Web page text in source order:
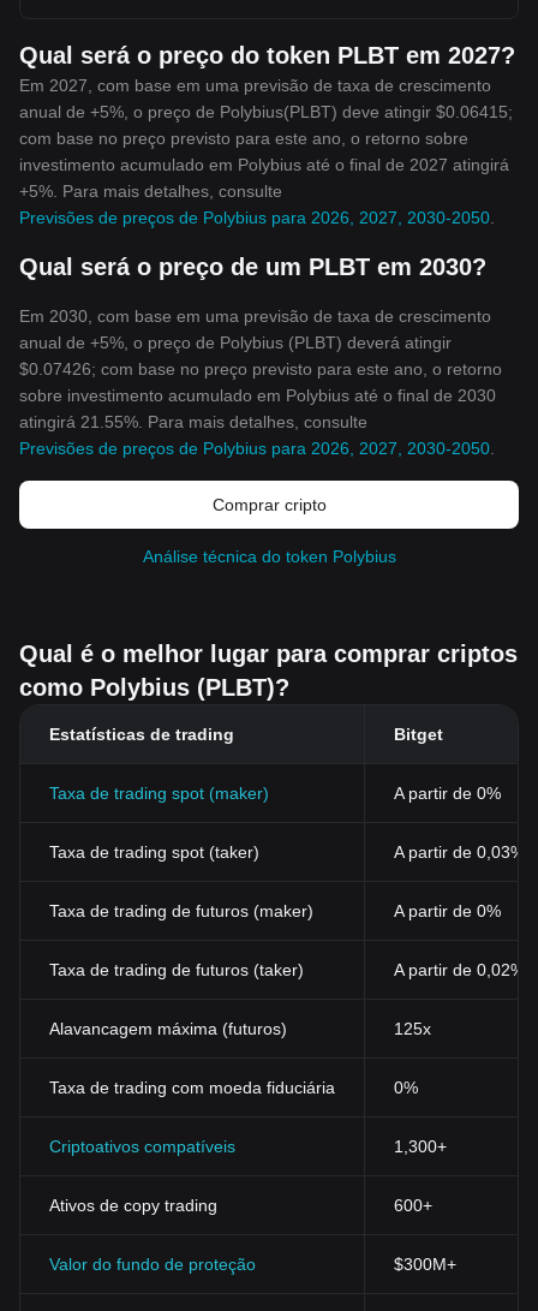
Qual será o preço do token PLBT em 2027?
Em 2027, com base em uma previsão de taxa de crescimento
anual de +5%, o preço de Polybius(PLBT) deve atingir $0.06415;
com base no preço previsto para este ano, o retorno sobre
investimento acumulado em Polybius até o final de 2027 atingirá
+5%. Para mais detalhes, consulte
Previsões de preços de Polybius para 2026, 2027, 2030-2050
Qual será o preço de um PLBT em 2030?
Em 2030, com base em uma previsão de taxa de crescimento
anual de +5%, o preço de Polybius (PLBT) deverá atingir
$0.07426; com base no preço previsto para este ano, o retorno
sobre investimento acumulado em Polybius até o final de 2030
atingirá 21.55%. Para mais detalhes, consulte
Previsões de preços de Polybius para 2026, 2027, 2030-2050
Comprar cripto
Análise técnica do token Polybius
Qual é o melhor lugar para comprar criptos
como Polybius (PLBT)?
Estatísticas de trading Bitget
Taxa de trading spot (maker) A partir de 0%
Taxa de trading spot (taker) A partir de 0,03%
Taxa de trading de futuros (maker) A partir de 0%
Taxa de trading de futuros (taker) A partir de 0,02%
Alavancagem máxima (futuros) 125x
Taxa de trading com moeda fiduciária 0%
Criptoativos compatíveis 1,300+
Ativos de copy trading 600+
Valor do fundo de proteção $300M+